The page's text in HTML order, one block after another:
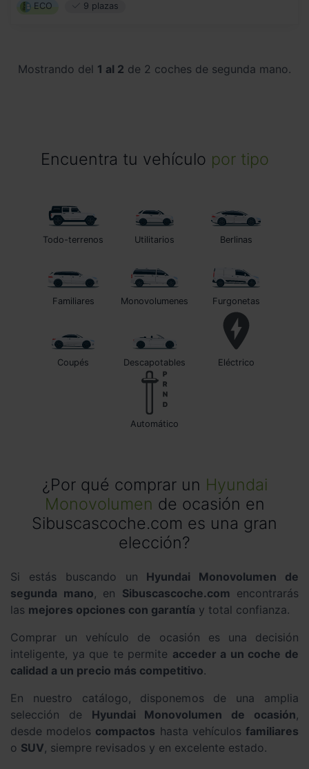
ECO 9 plazas
Mostrando del 1 al 2 de 2 coches de segunda mano.
Encuentra tu vehículo por tipo
Todo-terrenos Utilitarios Berlinas
Familiares Monovolumenes Furgonetas
Coupés Descapotables Eléctrico
automático
¿Por qué comprar un Hyundai
Monovolumen de ocasión en
Sibuscascoche.com es una gran
elección?
Si estás buscando un Hyundai Monovolumen de
segunda mano, en Sibuscascoche.com encontrarás
las mejores opciones con garantía y total confianza.
Comprar un vehículo de ocasión es una decisión
inteligente, ya que te permite acceder a un coche de
calidad a un precio más competitivo.
En nuestro catálogo, disponemos de una amplia
selección de Hyundai Monovolumen de ocasión,
desde modelos compactos hasta vehículosfamiliares
o SUV, siempre revisados y en excelente estado.